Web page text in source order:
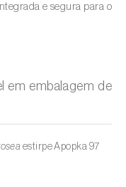
e segura para o
em embalagem de
estirpe Apopka 97